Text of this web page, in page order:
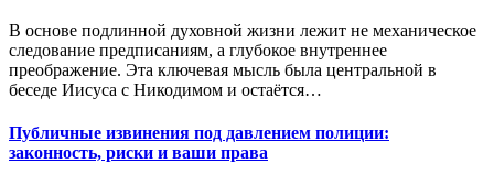
В основе подлинной духовной жизни лежит не механическое
следование предписаниям, а глубокое внутреннее
преображение. Эта ключевая мысль была центральной в
беседе Иисуса с Никодимом и остаётся…
Публичные извинения под давлением полиции:
законность, риски и ваши права